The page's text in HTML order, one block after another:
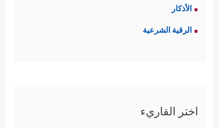
الأذكار
الرقية الشرعية
اختر القاريء